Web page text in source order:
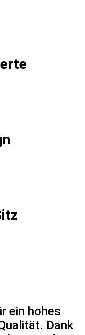
ein hohes
Dank